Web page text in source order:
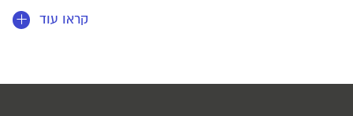
ולאחר מכן התמחיתי בחשבונאות במשרד רואי החשבון ארנסט
אנד יאנג E&Y. קיבלתי החלטה לפנות לאקדמיה כדי להקדיש
קראו עוד